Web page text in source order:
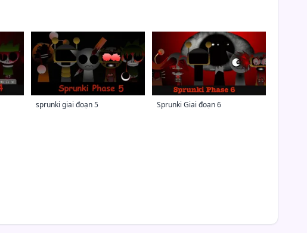
sprunki giai đoạn 5 Sprunki Giai đoạn 6